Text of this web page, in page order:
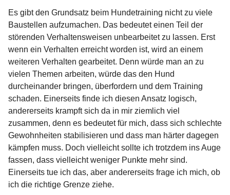
Es gibt den Grundsatz beim Hundetraining nicht zu viele
Baustellen aufzumachen. Das bedeutet einen Teil der
störenden Verhaltensweisen unbearbeitet zu lassen. Erst
wenn ein Verhalten erreicht worden ist, wird an einem
weiteren Verhalten gearbeitet. Denn würde man an zu
vielen Themen arbeiten, würde das den Hund
durcheinander bringen, überfordern und dem Training
schaden. Einerseits finde ich diesen Ansatz logisch,
andererseits krampft sich da in mir ziemlich viel
zusammen, denn es bedeutet für mich, dass sich schlechte
Gewohnheiten stabilisieren und dass man härter dagegen
kämpfen muss. Doch vielleicht sollte ich trotzdem ins Auge
fassen, dass vielleicht weniger Punkte mehr sind.
Einerseits tue ich das, aber andererseits frage ich mich, ob
ich die richtige Grenze ziehe.